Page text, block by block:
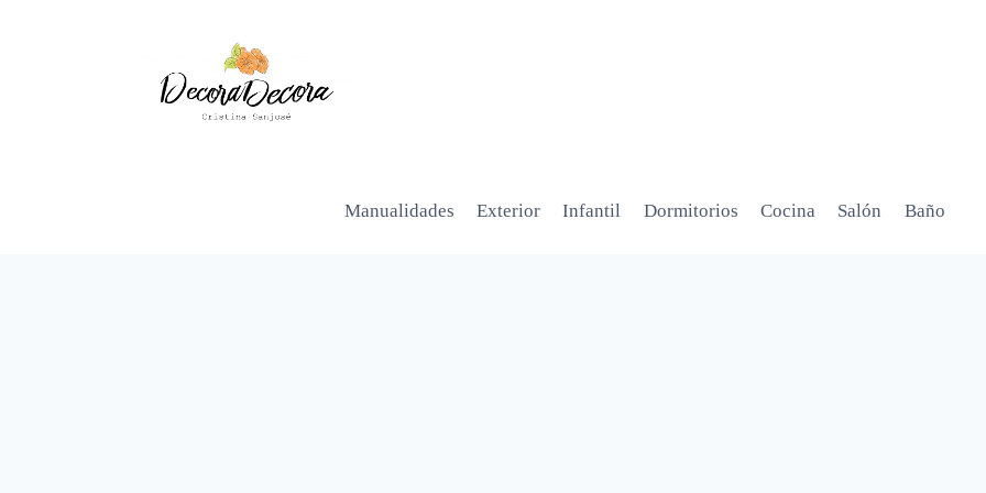
Manualidades Exterior Infantil Dormitorios Cocina Salón Baño